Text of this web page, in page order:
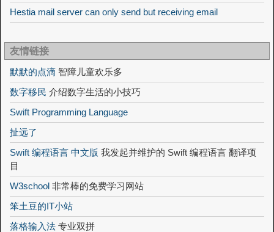
Hestia mail server can only send but receiving email
友情链接
默默的点滴 智障儿童欢乐多
数字移民 介绍数字生活的小技巧
Swift Programming Language
扯远了
Swift 编程语言 中文版 我发起并维护的 Swift 编程语言 翻译项
目
W3school 非常棒的免费学习网站
笨土豆的IT小站
落格输入法 专业双拼